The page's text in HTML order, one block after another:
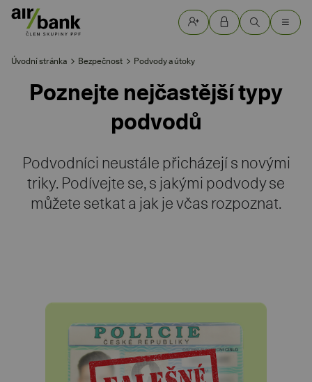
Poznejte nejčastější typy
podvodů
Podvodníci neustále přicházejí s novými
triky. Podívejte se, s jakými podvody se
můžete setkat a jak je včas rozpoznat.
Podvody a útoky
Bezpečnost
Úvodní stránka